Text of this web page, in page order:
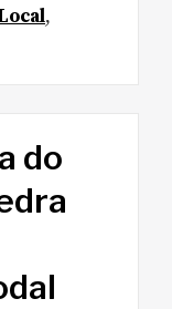
,
do